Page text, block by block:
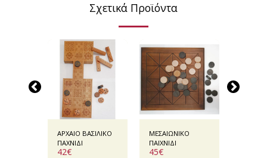
Σχετικά Προϊόντα
ΑΡΧΑΙΟ ΒΑΣΙΛΙΚΟ
ΠΑΧΝΙΔΙ
42€
ΜΕΣΑΙΩΝΙΚΟ
ΠΑΙΧΝΙΔΙ
45€